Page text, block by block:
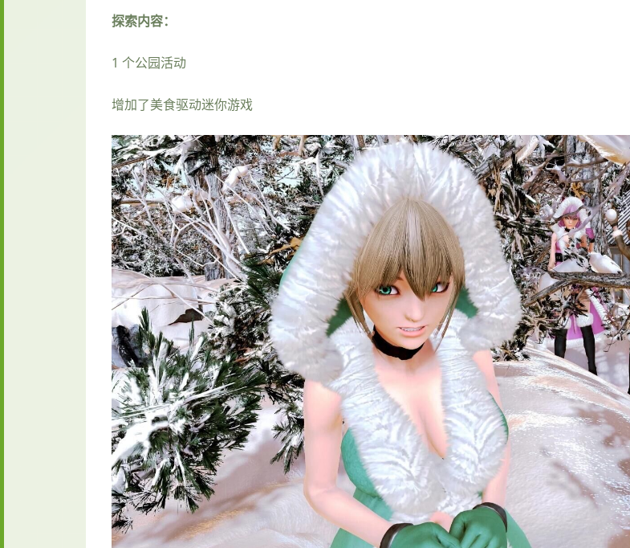
探索内容：
1 个公园活动
增加了美食驱动迷你游戏